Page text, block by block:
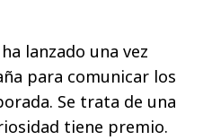
ha lanzado una vez
para comunicar los
Se trata de una
tiene premio.